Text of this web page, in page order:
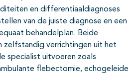
en differentiaaldiagnoses
van de juiste diagnose en een
behandelplan. Beide
zelfstandig verrichtingen uit het
specialist uitvoeren zoals
flebectomie, echogeleide